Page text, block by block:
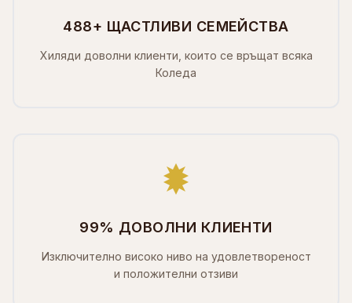
488+ ЩАСТЛИВИ СЕМЕЙСТВА
Хиляди доволни клиенти, които се връщат всяка
Коледа
99% ДОВОЛНИ КЛИЕНТИ
Изключително високо ниво на удовлетвореност
и положителни отзиви